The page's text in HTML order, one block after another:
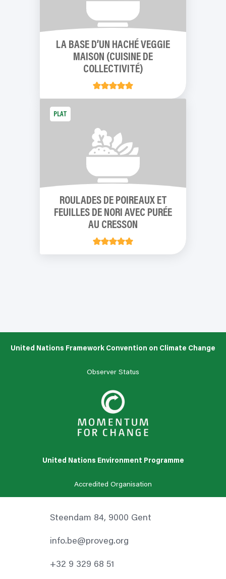
LA BASE D’UN HACHÉ VEGGIE
MAISON (CUISINE DE
COLLECTIVITÉ)
PLAT
ROULADES DE POIREAUX ET
FEUILLES DE NORI AVEC PURÉE
AU CRESSON
United Nations Framework Convention on Climate Change
Observer Status
United Nations Environment Programme
Accredited Organisation
Steendam 84, 9000 Gent
info.be@proveg.org
+32 9 329 68 51